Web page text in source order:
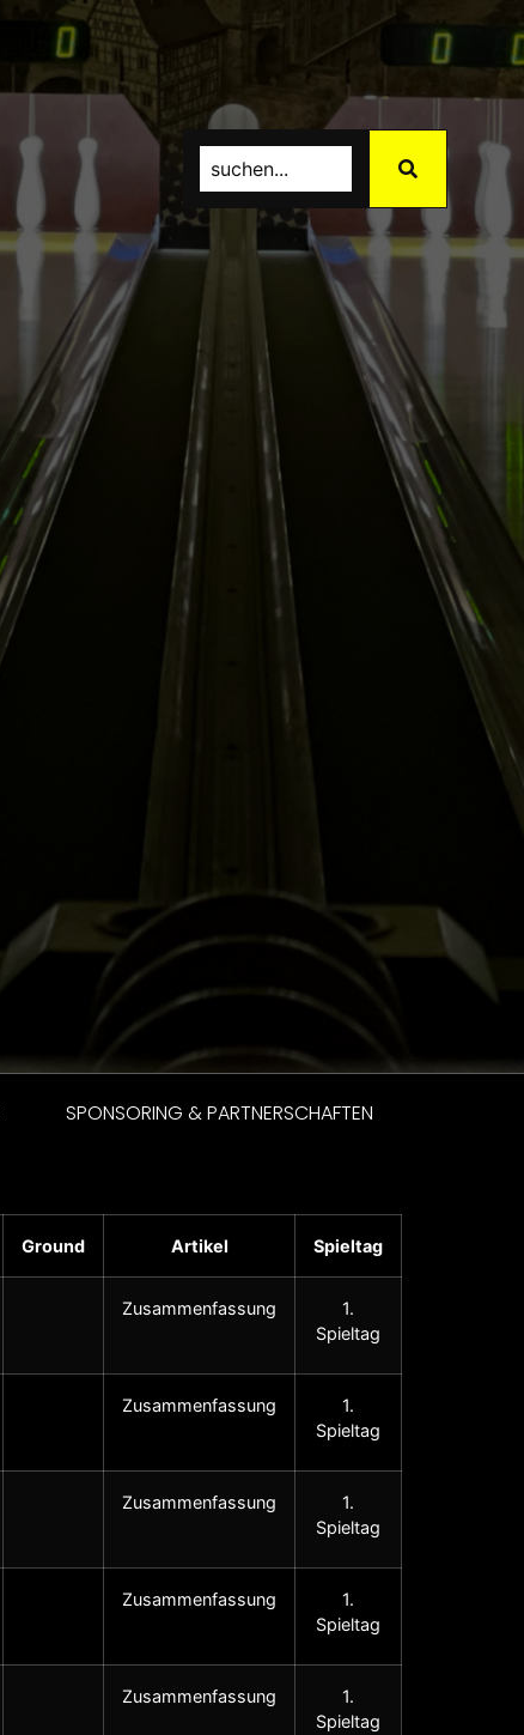
SPONSORING & PARTNERSCHAFTEN
Ground Artikel Spieltag
Zusammenfassung
1.
Spieltag
Zusammenfassung
1.
Spieltag
Zusammenfassung
1.
Spieltag
Zusammenfassung
1.
Spieltag
Zusammenfassung
1.
Spieltag